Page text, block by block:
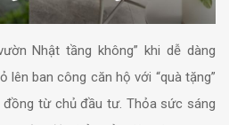
Nhật tầng không” khi dễ dàng
lên ban công căn hộ với “quà tặng”
từ chủ đầu tư. Thỏa sức sáng